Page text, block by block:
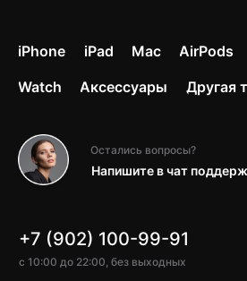
iPhone iPad Mac
AirPods
Watch
Другая
Аксессуары
с 10:00 до 22:00, без выходных
+7 (902) 100-99-91
Остались вопросы?
Напишите в чат